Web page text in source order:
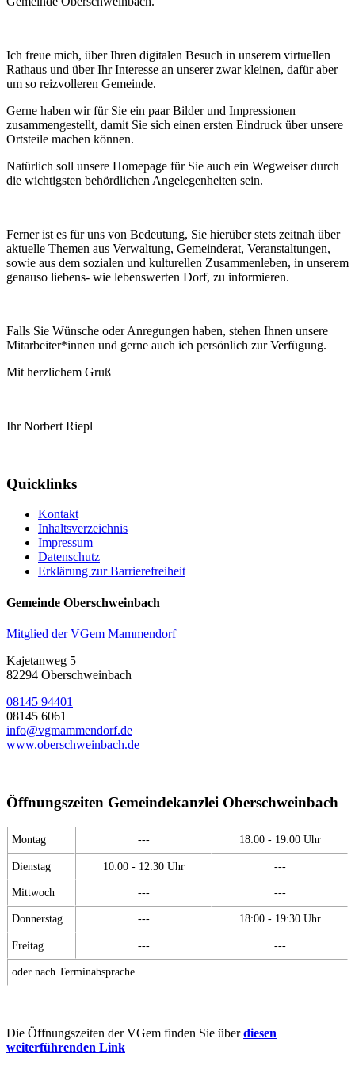
Ich freue mich, über Ihren digitalen Besuch in unserem virtuellen
Rathaus und über Ihr Interesse an unserer zwar kleinen, dafür aber
um so reizvolleren Gemeinde.
Gerne haben wir für Sie ein paar Bilder und Impressionen
zusammengestellt, damit Sie sich einen ersten Eindruck über unsere
Ortsteile machen können.
Natürlich soll unsere Homepage für Sie auch ein Wegweiser durch
die wichtigsten behördlichen Angelegenheiten sein.
Ferner ist es für uns von Bedeutung, Sie hierüber stets zeitnah über
aktuelle Themen aus Verwaltung, Gemeinderat, Veranstaltungen,
sowie aus dem sozialen und kulturellen Zusammenleben, in unserem
genauso liebens- wie lebenswerten Dorf, zu informieren.
Falls Sie Wünsche oder Anregungen haben, stehen Ihnen unsere
Mitarbeiter*innen und gerne auch ich persönlich zur Verfügung.
Mit herzlichem Gruß
Ihr Norbert Riepl
Quicklinks
Kontakt
Inhaltsverzeichnis
Impressum
Datenschutz
Erklärung zur Barrierefreiheit
Gemeinde Oberschweinbach
Mitglied der VGem Mammendorf
Kajetanweg 5
82294 Oberschweinbach
08145 94401
08145 6061
info@vgmammendorf.de
www.oberschweinbach.de
Öffnungszeiten Gemeindekanzlei Oberschweinbach
Montag --- 18:00 - 19:00 Uhr
Dienstag 10:00 - 12:30 Uhr ---
Mittwoch --- ---
Donnerstag --- 18:00 - 19:30 Uhr
Freitag --- ---
oder nach Terminabsprache
Die Öffnungszeiten der VGem finden Sie überdiesen
weiterführenden Link